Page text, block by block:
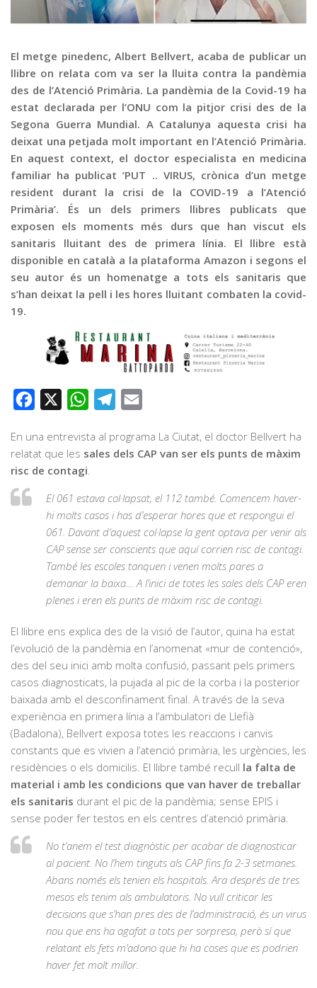
Publicitat
Contacte
El metge pinedenc, Albert Bellvert, acaba de publicar un
llibre on relata com va ser la lluita contra la pandèmia
des de l’Atenció Primària. La pandèmia de la Covid-19 ha
estat declarada per l’ONU com la pitjor crisi des de la
Segona Guerra Mundial. A Catalunya aquesta crisi ha
deixat una petjada molt important en l’Atenció Primària.
En aquest context, el doctor especialista en medicina
familiar ha publicat ‘PUT .. VIRUS, crònica d’un metge
resident durant la crisi de la COVID-19 a l’Atenció
Primària’. És un dels primers llibres publicats que
exposen els moments més durs que han viscut els
sanitaris lluitant des de primera línia. El llibre està
disponible en català a la plataforma Amazon i segons el
seu autor és un homenatge a tots els sanitaris que
s’han deixat la pell i les hores lluitant combaten la covid-
19.
Facebook WhatsAppTelegram
En una entrevista al programa La Ciutat, el doctor Bellvert ha
relatat que les sales dels CAP van ser els punts de màxim
risc de contagi.
El 061 estava col·lapsat, el 112 també. Comencem haver-
hi molts casos i has d’esperar hores que et respongui el
061. Davant d’aquest col·lapse la gent optava per venir als
CAPsense ser conscients que aquí corrien risc de contagi.
També les escoles tanquen i venen molts pares a
demanar la baixa… A l’inici de totes les sales dels CAPeren
plenes i eren els punts de màxim risc de contagi.
El llibre ens explica des de la visió de l’autor, quina ha estat
l’evolució de la pandèmia en l’anomenat «mur de contenció»,
des del seu inici amb molta confusió, passant pels primers
casos diagnosticats, la pujada al pic de la corba i la posterior
baixada amb el desconfinament final. A través de la seva
experiència en primera línia a l’ambulatori de Llefià
(Badalona), Bellvert exposa totes les reaccions i canvis
constants que es vivien a l’atenció primària, les urgències, les
residències o els domicilis. El llibre també recull la falta de
material i amb les condicions que van haver de treballar
els sanitaris durant el pic de la pandèmia; sense EPIS i
sense poder fer testos en els centres d’atenció primària.
No t’anem el test diagnòstic per acabar de diagnosticar
al pacient. No l’hem tinguts als CAP fins fa 2-3 setmanes.
Abans només els tenien els hospitals. Ara després de tres
mesos els tenim als ambulatoris. No vull criticar les
decisions que s’han pres des de l’administració, és un virus
nou que ens ha agafat a tots per sorpresa, però sí que
relatant els fets m’adono que hi ha coses que es podrien
haver fet molt millor.